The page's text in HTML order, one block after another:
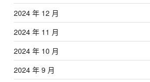
2024 年 12 月
2024 年 11 月
2024 年 10 月
2024 年 9 月